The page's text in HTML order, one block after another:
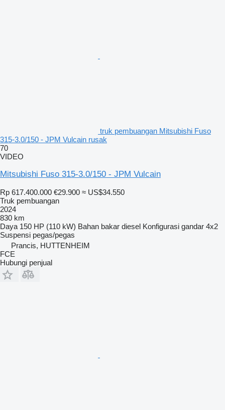
truk pembuangan Mitsubishi Fuso
315-3.0/150 - JPM Vulcain rusak
70
VIDEO
Mitsubishi Fuso 315-3.0/150 - JPM Vulcain
Rp 617.400.000 €29.900 ≈ US$34.550
Truk pembuangan
2024
830 km
Daya 150 HP (110 kW) Bahan bakar diesel Konfigurasi gandar 4x2
Suspensi pegas/pegas
Prancis, HUTTENHEIM
FCE
Hubungi penjual